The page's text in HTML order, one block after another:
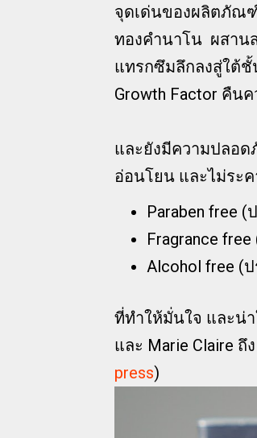
จุดเด่นของผลิตภัณ
ทองคำนาโน ผสาน
แทรกซึมลึกลงสู่ใต้ชั้
Growth Factor คืน
และยังมีความปลอ
อ่อนโยน และไม่ระ
Paraben free
Fragrance
Alcohol free (
ที่ทำให้มั่นใจ และน่
และ Marie Claire ถึ
press)